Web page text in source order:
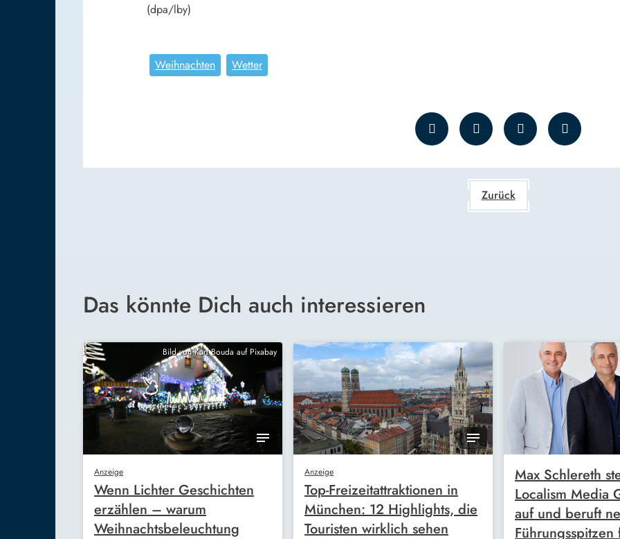
(dpa/lby)
Weihnachten Wetter
Zurück
Das könnte Dich auch interessieren
Bild von Kurt Bouda auf Pixabay
Anzeige
Wenn Lichter Geschichten
erzählen – warum
Weihnachtsbeleuchtung
Anzeige
Top-Freizeitattraktionen in
München: 12 Highlights, die
Touristen wirklich sehen
Max Schlereth
Localism Media
auf und beruft
Führungsspitzen